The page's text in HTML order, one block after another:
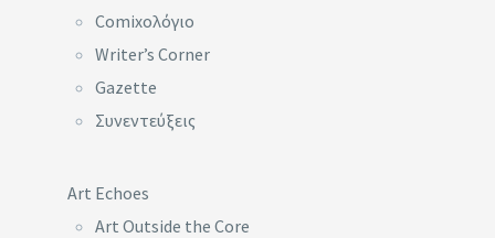
Comixoλόγιο
Writer’s Corner
Gazette
Συνεντεύξεις
Art Echoes
Art Outside the Core